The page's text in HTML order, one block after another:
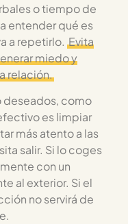
o tiempo de
entender qué es
a repetirlo. Evita
miedo y
relación.
deseados, como
es limpiar
más atento a las
salir. Si lo coges
con un
al exterior. Si el
no servirá de